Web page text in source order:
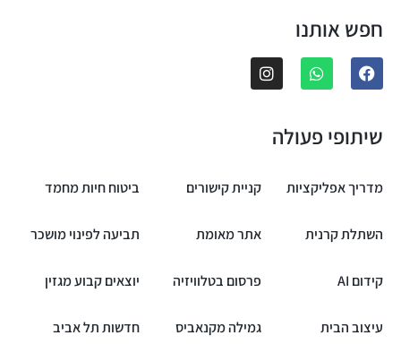
חפש אותנו
שיתופי פעולה
מדריך אפליקציות קניית קישורים ביטוח חיות מחמד
השתלת קרנית אתר מאומת תביעה לפינוי מושכר
קידום AI פרסום בטלוויזיה יוצאים קבוע מגזין
עיצוב הבית גמילה מקנאביס חדשות תל אביב